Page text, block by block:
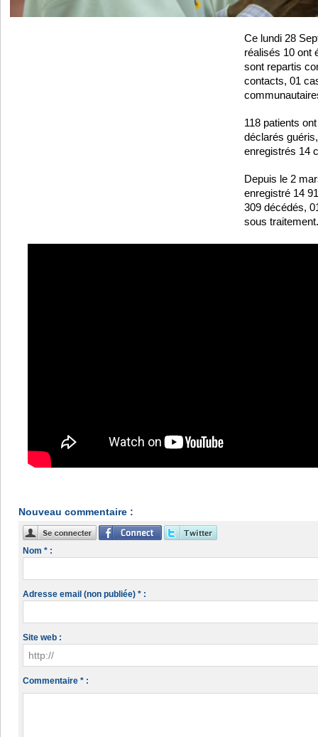
Ce lundi 28
réalisés 10 ont
sont repartis
contacts, 01
118 patients
déclarés
enregistrés 14
Depuis le 2
enregistré 14
309 décédés,
sous
Nouveau commentaire :
Nom * :
Adresse email (non publiée) * :
Site web :
Commentaire * :